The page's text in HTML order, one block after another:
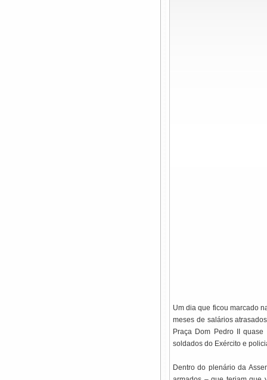
Um dia que ficou marcado
meses de salários
Praça Dom Pedro II
soldados do Exército e
Dentro do plenário da